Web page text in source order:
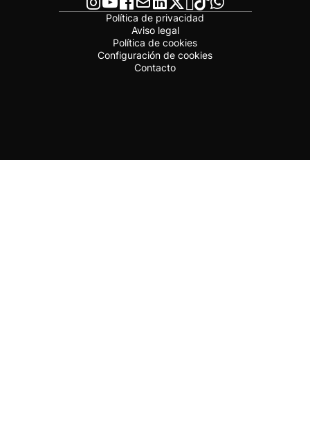
Política de privacidad
Aviso legal
Política de cookies
Configuración de cookies
Contacto